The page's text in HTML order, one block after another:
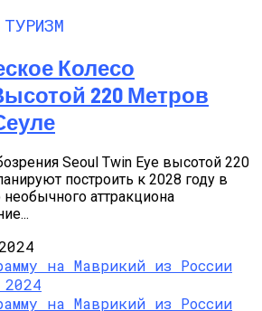
Колесо
220 Метров
Seoul Twin Eye высотой 220
построить к 2028 году в
аттракциона